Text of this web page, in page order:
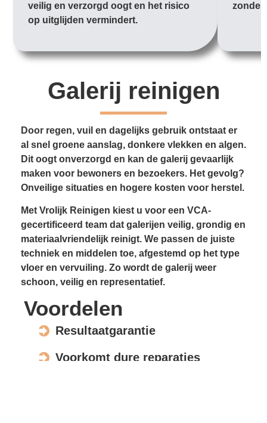
veilig en verzorgd oogt en het risico
op uitglijden vermindert.
zonder
Galerij reinigen
Door regen, vuil en dagelijks gebruik ontstaat er
al snel groene aanslag, donkere vlekken en algen.
Dit oogt onverzorgd en kan de galerij gevaarlijk
maken voor bewoners en bezoekers. Het gevolg?
Onveilige situaties en hogere kosten voor herstel.
Met Vrolijk Reinigen kiest u voor een VCA-
gecertificeerd team dat galerijen veilig, grondig en
materiaalvriendelijk reinigt. We passen de juiste
techniek en middelen toe, afgestemd op het type
vloer en vervuiling. Zo wordt de galerij weer
schoon, veilig en representatief.
Voordelen
Resultaatgarantie
Voorkomt dure reparaties